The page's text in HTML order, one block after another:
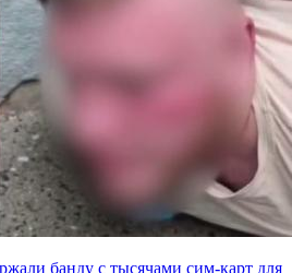
банду с тысячами сим-карт для